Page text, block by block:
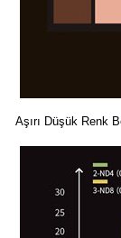
Aşırı Düşük Renk